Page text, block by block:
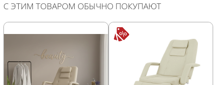
С ЭТИМ ТОВАРОМ ОБЫЧНО ПОКУПАЮТ